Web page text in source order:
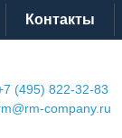
Контакты
(495) 822-32-83
company.ru